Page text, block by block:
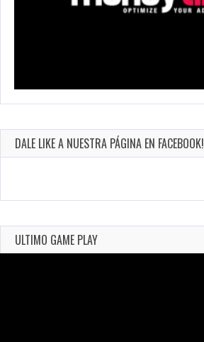
DALE LIKE A NUESTRA PÁGINA EN FACEBOOK!
ULTIMO GAME PLAY